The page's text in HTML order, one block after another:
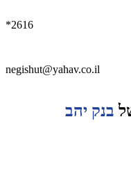
*2616
negishut@yahav.co.il
בנק יהב